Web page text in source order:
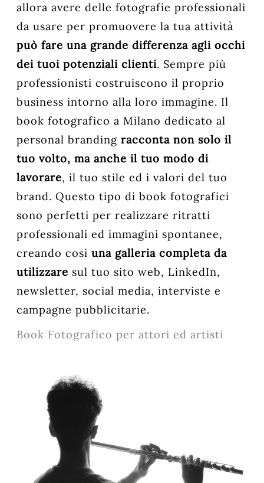
allora avere delle fotografie professionali
da usare per promuovere la tua attività
può fare una grande differenza agli occhi
dei tuoi potenziali clienti. Sempre più
professionisti costruiscono il proprio
business intorno alla loro immagine. Il
book fotografico a Milano dedicato al
personal brandingracconta non solo il
tuo volto, ma anche il tuo modo di
lavorare, il tuo stile ed i valori del tuo
brand. Questo tipo di book fotografici
sono perfetti per realizzare ritratti
professionali ed immagini spontanee,
creando cosìuna galleria completa da
utilizzare sul tuo sito web, LinkedIn,
newsletter, social media, interviste e
campagne pubblicitarie.
Book Fotografico per attori ed artisti